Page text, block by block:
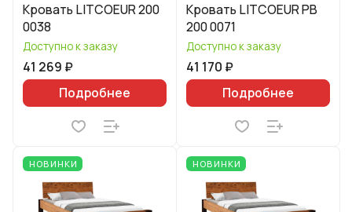
Кровать LITCOEUR 200
0038
Доступно к заказу
41 269 ₽
Подробнее
Кровать LITCOEUR PB
200 0071
Доступно к заказу
41 170 ₽
Подробнее
НОВИНКИ НОВИНКИ